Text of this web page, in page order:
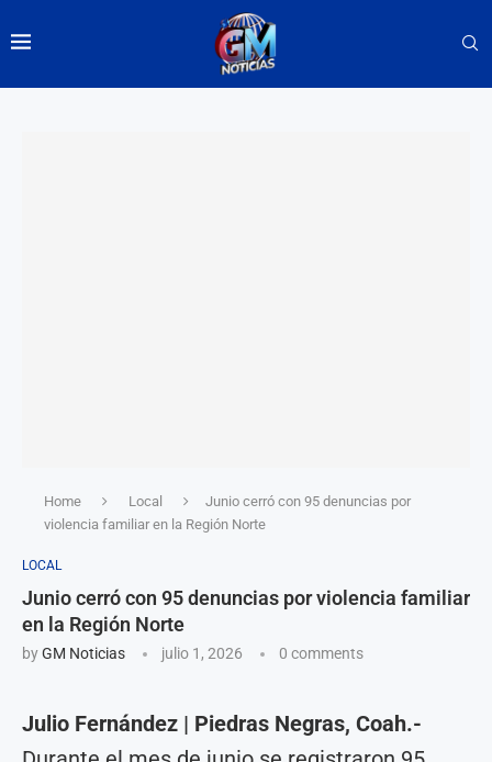
Home Local
Junio cerró con 95 denuncias por
violencia familiar en la Región Norte
LOCAL
Junio cerró con 95 denuncias por violencia familiar
en la Región Norte
byGM Noticias julio 1, 2026 0 comments
Julio Fernández | Piedras Negras, Coah.-